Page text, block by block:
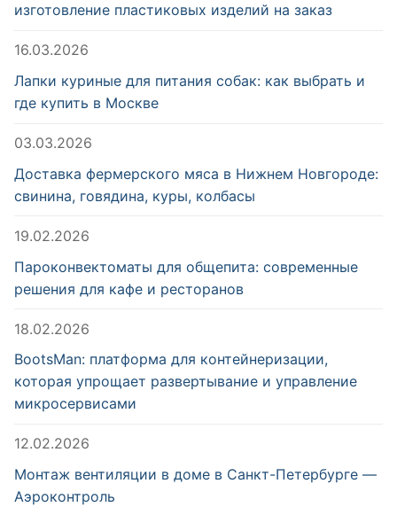
изготовление пластиковых изделий на заказ
16.03.2026
Лапки куриные для питания собак: как выбрать и
где купить в Москве
03.03.2026
Доставка фермерского мяса в Нижнем Новгороде:
свинина, говядина, куры, колбасы
19.02.2026
Пароконвектоматы для общепита: современные
решения для кафе и ресторанов
18.02.2026
BootsMan: платформа для контейнеризации,
которая упрощает развертывание и управление
микросервисами
12.02.2026
Монтаж вентиляции в доме в Санкт-Петербурге —
Аэроконтроль